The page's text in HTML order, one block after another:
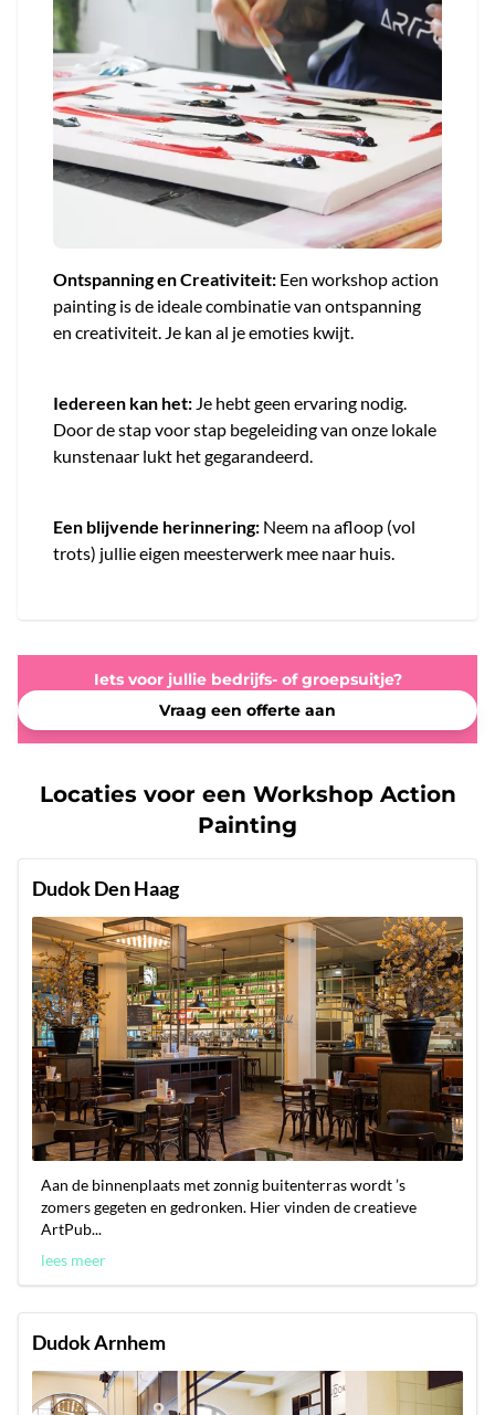
Ontspanning en Creativiteit: Een workshop action
painting is de ideale combinatie van ontspanning
en creativiteit. Je kan al je emoties kwijt.
Iedereen kan het: Je hebt geen ervaring nodig.
Door de stap voor stap begeleiding van onze lokale
kunstenaar lukt het gegarandeerd.
Een blijvende herinnering: Neem na afloop (vol
trots) jullie eigen meesterwerk mee naar huis.
Iets voor jullie bedrijfs- of groepsuitje?
Vraag een offerte aan
Locaties voor een Workshop Action
Painting
Dudok Den Haag
Aan de binnenplaats met zonnig buitenterras wordt ’s
zomers gegeten en gedronken. Hier vinden de creatieve
ArtPub...
lees meer
Dudok Arnhem